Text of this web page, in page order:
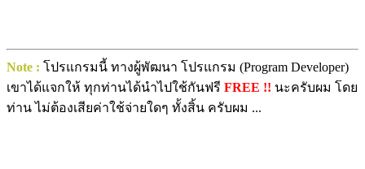
Note : โปรแกรมนี้ ทางผู้พัฒนา โปรแกรม (Program Developer)
เขาได้แจกให้ ทุกท่านได้นำไปใช้กันฟรี FREE !! นะครับผม โดย
ท่าน ไม่ต้องเสียค่าใช้จ่ายใดๆ ทั้งสิ้น ครับผม ...